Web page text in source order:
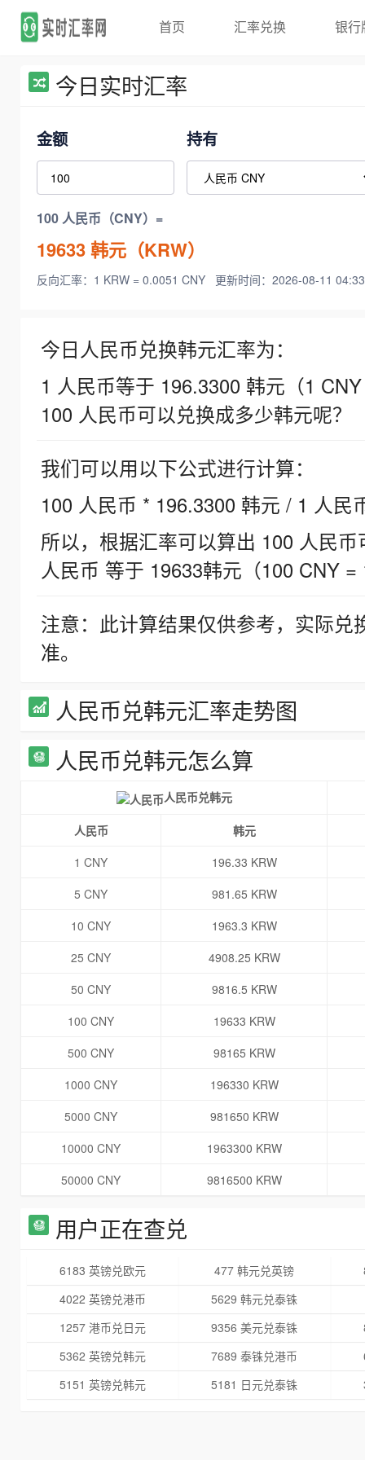
首页 汇率兑换 银行
今日实时汇率
金额 持有
100 人民币（CNY）=
19633韩元（KRW）
反向汇率：1 KRW = 0.0051 CNY 更新时间：2026-08-11
今日人民币兑换韩元汇率为：
1 人民币等于 196.3300 韩元（1
100 人民币可以兑换成多少韩元呢？
我们可以用以下公式进行计算：
100 人民币 * 196.3300 韩元 / 1 人民
所以，根据汇率可以算出 100 人民
人民币 等于 19633韩元（100 CNY =
注意：此计算结果仅供参考，实际
准。
人民币兑韩元汇率走势图
人民币兑韩元怎么算
人民币兑韩元
人民币
韩元
1 CNY
196.33 KRW
5 CNY
981.65 KRW
10 CNY
1963.3 KRW
25 CNY
4908.25 KRW
50 CNY
9816.5 KRW
100 CNY
19633 KRW
500 CNY
98165 KRW
1000 CNY
196330 KRW
5000 CNY
981650 KRW
10000 CNY
1963300 KRW
50000 CNY
9816500 KRW
用户正在查兑
6183 英镑兑欧元 477 韩元兑英镑
4022 英镑兑港币
5629 韩元兑泰铢
1257 港币兑日元
9356 美元兑泰铢
5362 英镑兑韩元
7689 泰铢兑港币
5151 英镑兑韩元
5181 日元兑泰铢